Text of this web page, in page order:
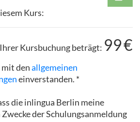
Kurs:
Kursbuchung beträgt: 99€
denallgemeinen
einverstanden. *
die inlingua Berlin meine
der Schulungsanmeldung